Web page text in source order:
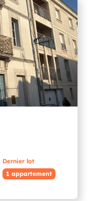
Dernier lot
1 appartement